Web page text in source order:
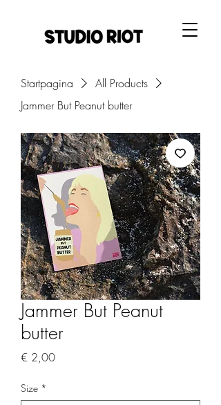
Startpagina
All Products
Jammer But Peanut butter
Jammer But Peanut
butter
€ 2,00Prijs
Size *